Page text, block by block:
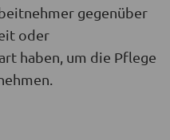
gegenüber
oder
haben, um die Pflege